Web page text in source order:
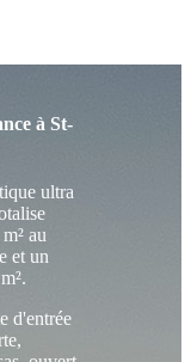
à St-
ultra
au
et un
d'entrée